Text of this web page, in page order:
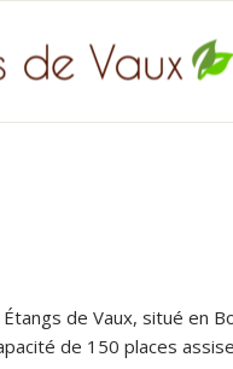
de Vaux, situé en
de 150 places